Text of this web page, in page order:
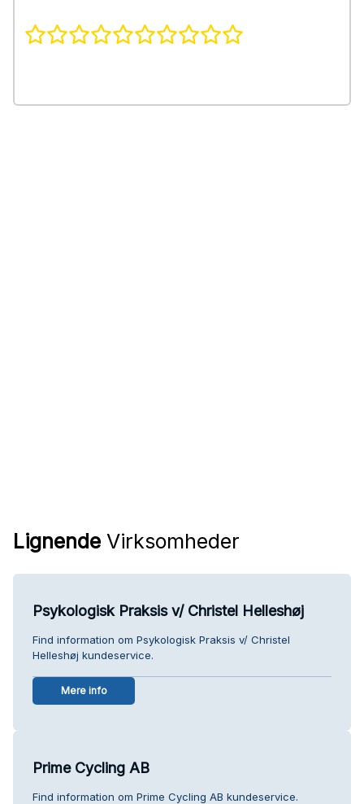
Lignende Virksomheder
Psykologisk Praksis v/ Christel Helleshøj
Find information om Psykologisk Praksis v/ Christel
Helleshøj kundeservice.
Mere info
Prime Cycling AB
Find information om Prime Cycling AB kundeservice.